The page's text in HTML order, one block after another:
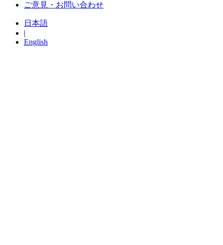
ご意見・お問い合わせ
日本語
English